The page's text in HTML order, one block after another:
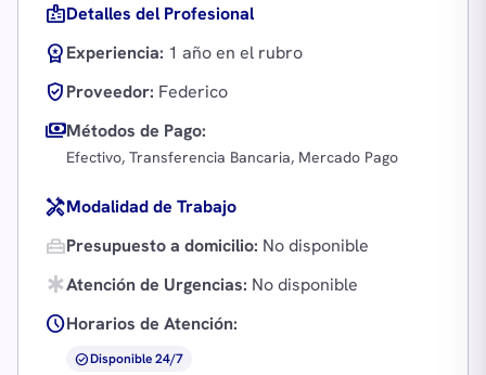
badgeDetalles del Profesional
workspace_premiumExperiencia: 1 año en el rubro
verified_userProveedor: Federico
paymentsMétodos de Pago:
Efectivo, Transferencia Bancaria, Mercado Pago
handymanModalidad de Trabajo
home_repair_servicePresupuesto a domicilio: No disponible
emergencyAtención de Urgencias: No disponible
scheduleHorarios de Atención:
check_circleDisponible 24/7